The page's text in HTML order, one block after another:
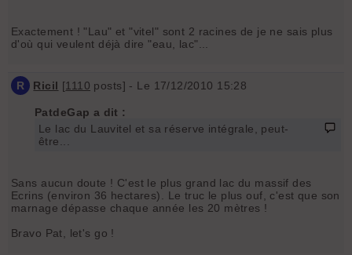
Exactement ! "Lau" et "vitel" sont 2 racines de je ne sais plus
d'où qui veulent déjà dire "eau, lac"...
R Ricil [1110 posts] - Le 17/12/2010 15:28
PatdeGap a dit :
Le lac du Lauvitel et sa réserve intégrale, peut-
être...
Sans aucun doute ! C'est le plus grand lac du massif des
Ecrins (environ 36 hectares). Le truc le plus ouf, c'est que son
marnage dépasse chaque année les 20 mètres !
Bravo Pat, let's go !